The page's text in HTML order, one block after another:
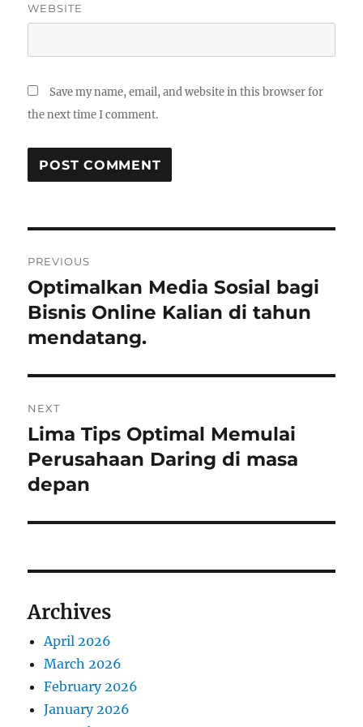
WEBSITE
Save my name, email, and website in this browser for
the next time I comment.
navigation
PREVIOUS
Previous
post:
Optimalkan Media Sosial bagi
Bisnis Online Kalian di tahun
mendatang.
NEXT
Next
post:
Lima Tips Optimal Memulai
Perusahaan Daring di masa
depan
Archives
April 2026
March 2026
February 2026
January 2026